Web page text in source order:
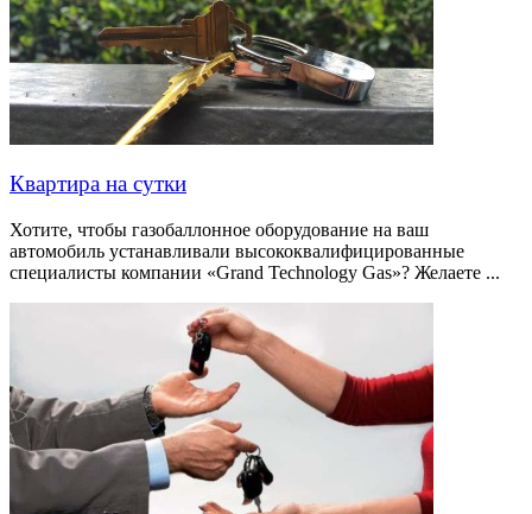
Квартира на сутки
Хотите, чтобы газобаллонное оборудование на ваш
автомобиль устанавливали высококвалифицированные
специалисты компании «Grand Technology Gas»? Желаете ...